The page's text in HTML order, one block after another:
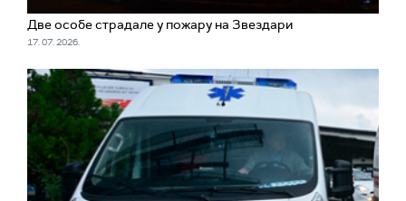
Две особе страдале у пожару на Звездари
17. 07. 2026.